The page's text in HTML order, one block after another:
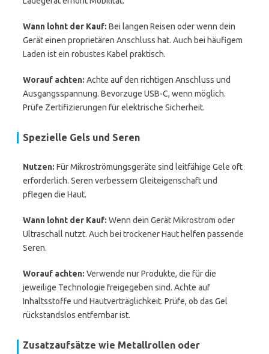
Wann lohnt der Kauf: Bei langen Reisen oder wenn dein
Gerät einen proprietären Anschluss hat. Auch bei häufigem
Laden ist ein robustes Kabel praktisch.
Worauf achten: Achte auf den richtigen Anschluss und
Ausgangsspannung. Bevorzuge USB-C, wenn möglich.
Prüfe Zertifizierungen für elektrische Sicherheit.
Spezielle Gels und Seren
Nutzen: Für Mikroströmungsgeräte sind leitfähige Gele oft
erforderlich. Seren verbessern Gleiteigenschaft und
pflegen die Haut.
Wann lohnt der Kauf: Wenn dein Gerät Mikrostrom oder
Ultraschall nutzt. Auch bei trockener Haut helfen passende
Seren.
Worauf achten: Verwende nur Produkte, die für die
jeweilige Technologie freigegeben sind. Achte auf
Inhaltsstoffe und Hautverträglichkeit. Prüfe, ob das Gel
rückstandslos entfernbar ist.
Zusatzaufsätze wie Metallrollen oder